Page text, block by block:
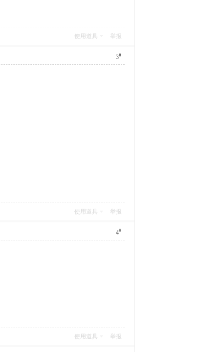
使用道具 举报
3#
使用道具 举报
4#
使用道具 举报